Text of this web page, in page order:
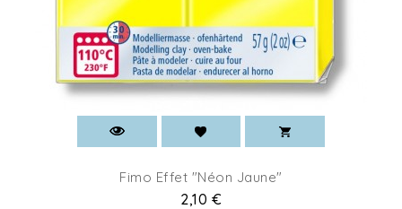
Fimo Effet "Néon Jaune"
Prix
2,10 €